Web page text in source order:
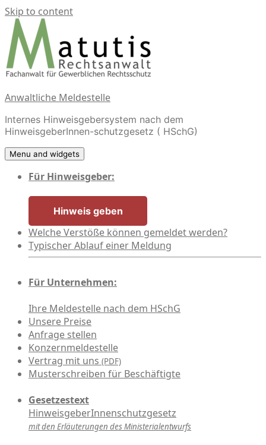
Skip to content
Anwaltliche Meldestelle
Internes Hinweisgebersystem nach dem
HinweisgeberInnen-schutzgesetz ( HSchG)
Menu and widgets
Für Hinweisgeber:
Hinweis geben
Welche Verstöße können gemeldet werden?
Typischer Ablauf einer Meldung
Für Unternehmen:
Ihre Meldestelle nach dem HSchG
Unsere Preise
Anfrage stellen
Konzernmeldestelle
Vertrag mit uns (PDF)
Musterschreiben für Beschäftigte
Gesetzestext
HinweisgeberInnenschutzgesetz
mit den Erläuterungen des Ministerialentwurfs